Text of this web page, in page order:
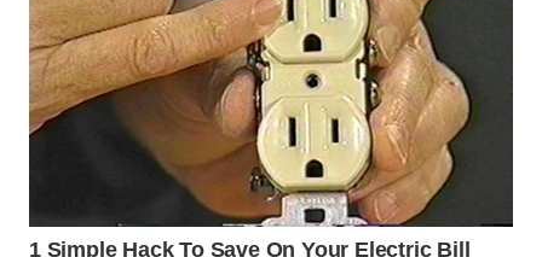
WN
LANGKAT
WN
TANJUNG